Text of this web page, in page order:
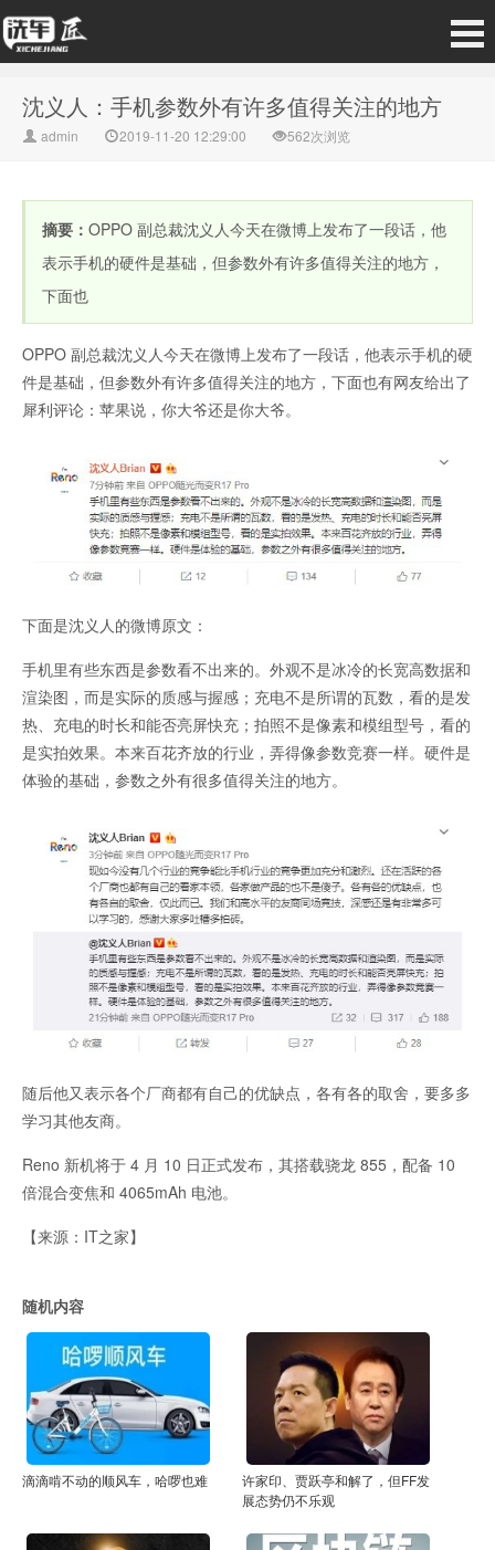
沈义人：手机参数外有许多值得关注的地方
admin 2019-11-20 12:29:00 562次浏览
摘要： OPPO 副总裁沈义人今天在微博上发布了一段话，他
表示手机的硬件是基础，但参数外有许多值得关注的地方，
下面也
OPPO 副总裁沈义人今天在微博上发布了一段话，他表示手机的硬
件是基础，但参数外有许多值得关注的地方，下面也有网友给出了
犀利评论：苹果说，你大爷还是你大爷。
下面是沈义人的微博原文：
手机里有些东西是参数看不出来的。外观不是冰冷的长宽高数据和
渲染图，而是实际的质感与握感；充电不是所谓的瓦数，看的是发
热、充电的时长和能否亮屏快充；拍照不是像素和模组型号，看的
是实拍效果。本来百花齐放的行业，弄得像参数竞赛一样。硬件是
体验的基础，参数之外有很多值得关注的地方。
随后他又表示各个厂商都有自己的优缺点，各有各的取舍，要多多
学习其他友商。
Reno 新机将于 4 月 10 日正式发布，其搭载骁龙 855，配备 10
倍混合变焦和 4065mAh 电池。
【来源：IT之家】
随机内容
滴滴啃不动的顺风车，哈啰也难
许家印、贾跃亭和解了，但FF发
展态势仍不乐观